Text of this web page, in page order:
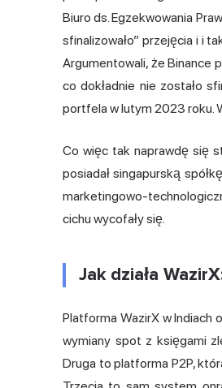
Biuro ds. Egzekwowania
sfinalizowało” przejęcia i i
Argumentowali, że Binance
co dokładnie nie zostało
portfela w lutym 2023 roku.
Co więc tak naprawdę się
posiadał singapurską
marketingowo-
cichu wycofały się.
Jak działa
Platforma WazirX w Indiach
wymiany spot z księgami
Druga to platforma P2P,